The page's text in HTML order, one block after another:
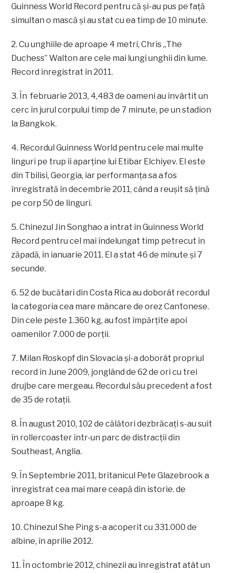
Guinness World Record pentru că şi-au pus pe faţă
simultan o mască şi au stat cu ea timp de 10 minute.
2. Cu unghiile de aproape 4 metri, Chris „The
Duchess” Walton are cele mai lungi unghii din lume.
Record înregistrat în 2011.
3. În februarie 2013, 4,483 de oameni au învârtit un
cerc în jurul corpului timp de 7 minute, pe un stadion
la Bangkok.
4. Recordul Guinness World pentru cele mai multe
linguri pe trup îi aparţine lui Etibar Elchiyev. El este
din Tbilisi, Georgia, iar performanţa sa a fos
înregistrată în decembrie 2011, când a reuşit să ţină
pe corp 50 de linguri.
5. Chinezul Jin Songhao a intrat în Guinness World
Record pentru cel mai îndelungat timp petrecut în
zăpadă, în ianuarie 2011. El a stat 46 de minute şi 7
secunde.
6. 52 de bucătari din Costa Rica au doborât recordul
la categoria cea mare mâncare de orez Cantonese.
Din cele peste 1.360 kg, au fost împărţite apoi
oamenilor 7.000 de porţii.
7. Milan Roskopf din Slovacia şi-a doborât propriul
record în June 2009, jonglând de 62 de ori cu trei
drujbe care mergeau. Recordul său precedent a fost
de 35 de rotaţii.
8. În august 2010, 102 de călători dezbrăcaţi s-au suit
în rollercoaster într-un parc de distracţii din
Southeast, Anglia.
9. În Septembrie 2011, britanicul Pete Glazebrook a
înregistrat cea mai mare ceapă din istorie. de
aproape 8 kg.
10. Chinezul She Ping s-a acoperit cu 331.000 de
albine, în aprilie 2012.
11. În octombrie 2012, chinezii au înregistrat atât un